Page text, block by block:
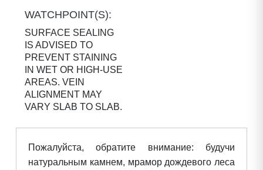
WATCHPOINT(S):
SURFACE SEALING
IS ADVISED TO
PREVENT STAINING
IN WET OR HIGH-USE
AREAS. VEIN
ALIGNMENT MAY
VARY SLAB TO SLAB.
Пожалуйста, обратите внимание: будучи
натуральным камнем, мрамор дождевого леса